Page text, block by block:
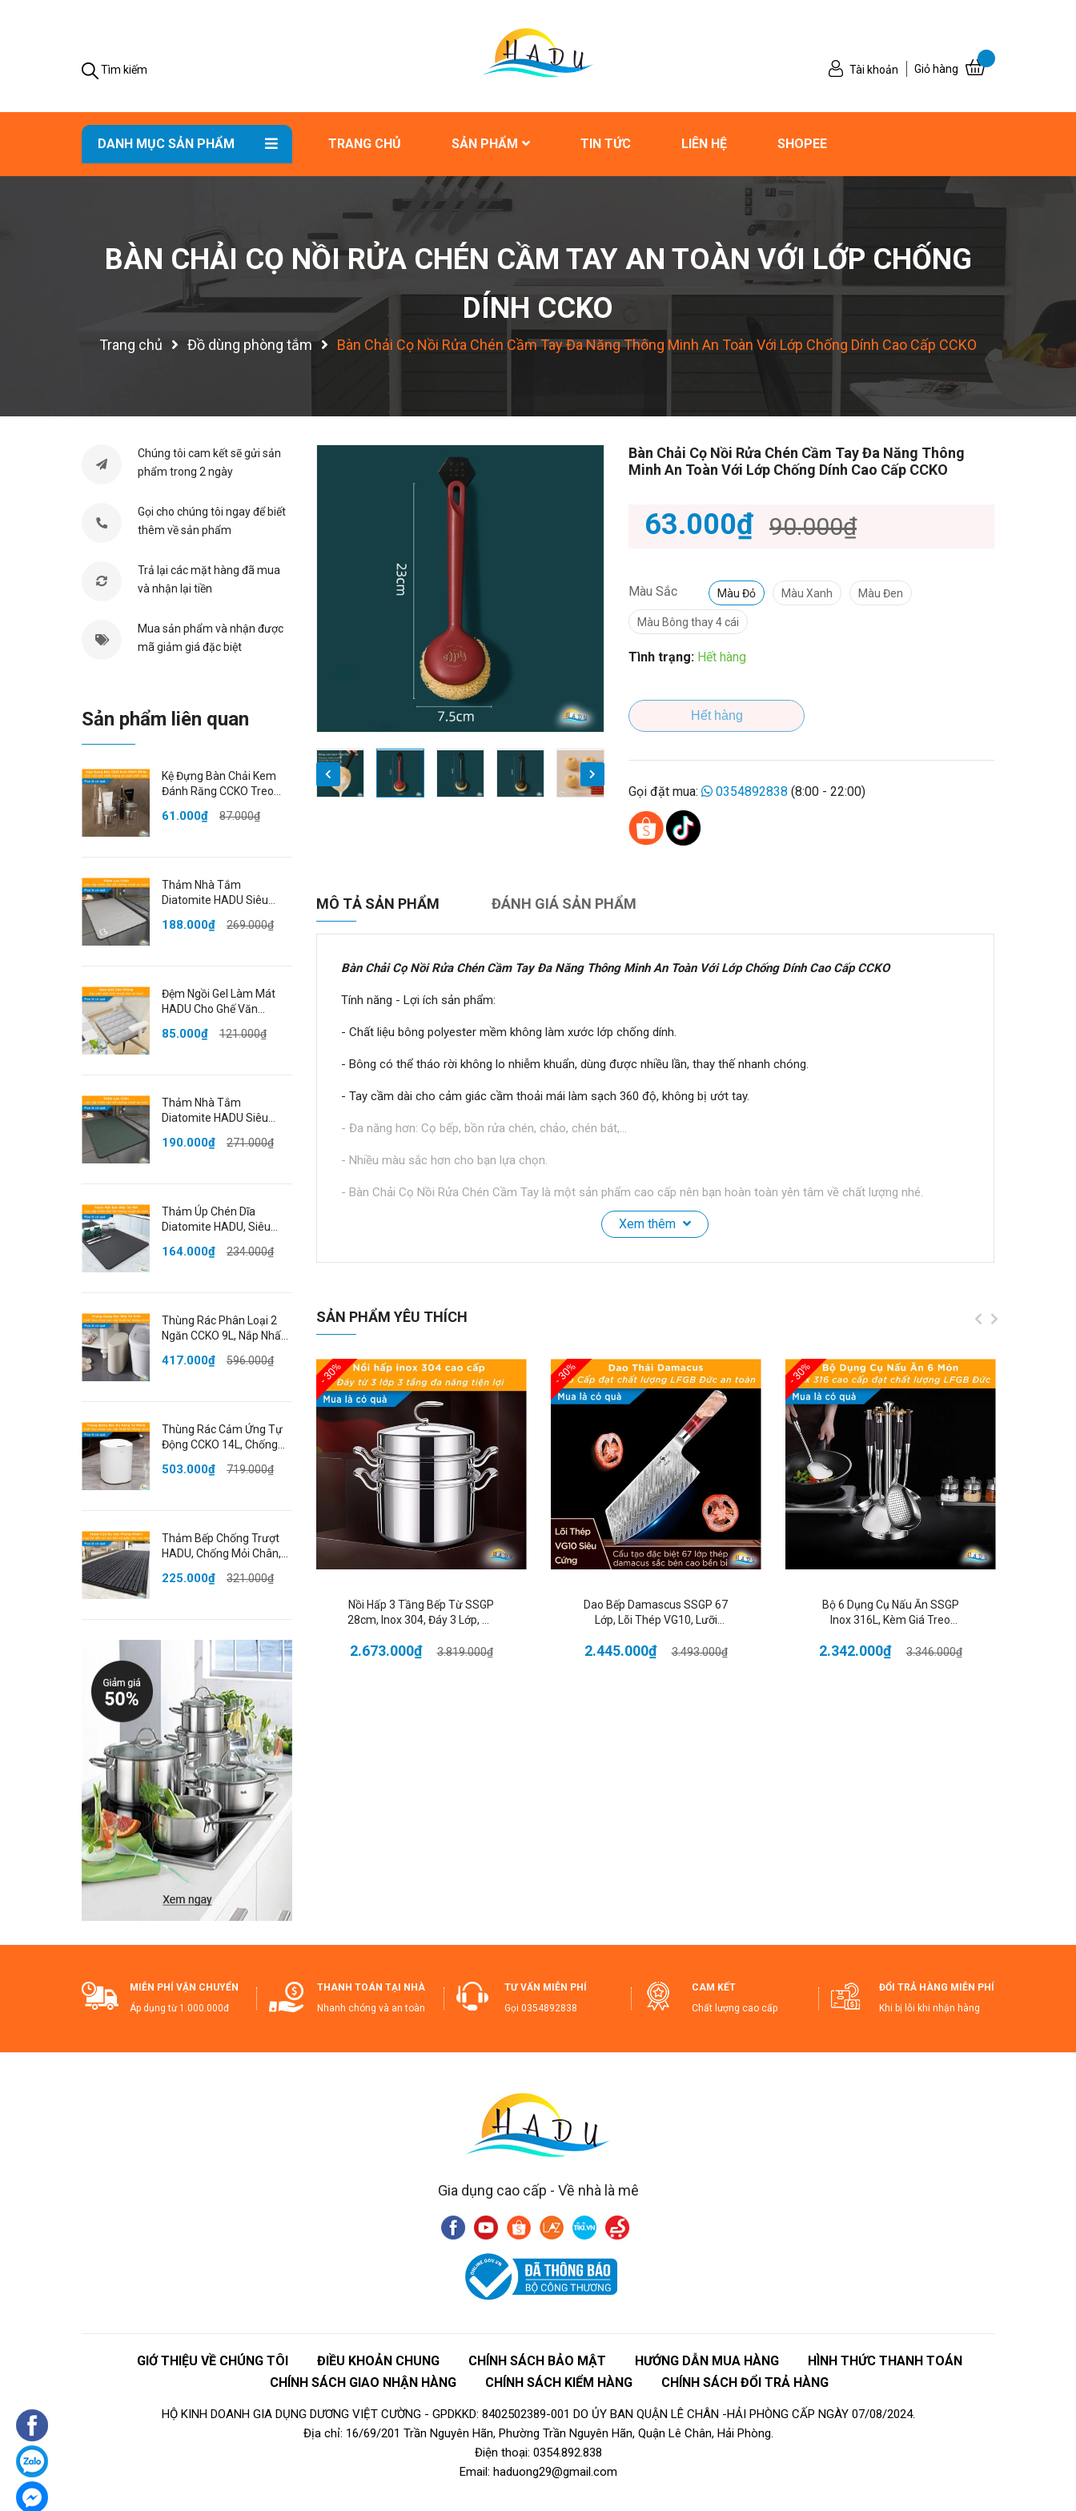
Tìm kiếm Tài khoản Giỏ hàng
DANH MỤC SẢN PHẨM TRANG CHỦ SẢN PHẨM TIN TỨC LIÊN HỆ SHOPEE
BÀN CHẢI CỌ NỒI RỬA CHÉN CẦM TAY AN TOÀN VỚI LỚP CHỐNG
DÍNH CCKO
Trang chủ Đồ dùng phòng tắm Bàn Chải Cọ Nồi Rửa Chén Cầm Tay Đa Năng Thông Minh An Toàn Với Lớp Chống Dính Cao Cấp CCKO
Bàn Chải Cọ Nồi Rửa Chén Cầm Tay Đa Năng Thông
Minh An Toàn Với Lớp Chống Dính Cao Cấp CCKO
63.000₫ 90.000₫
Màu Sắc Màu Đỏ Màu Xanh Màu Đen
Màu Bông thay 4 cái
Tình trạng: Hết hàng
Hết hàng
Gọi đặt mua: 0354892838 (8:00 - 22:00)
MÔ TẢ SẢN PHẨM ĐÁNH GIÁ SẢN PHẨM
Bàn Chải Cọ Nồi Rửa Chén Cầm Tay Đa Năng Thông Minh An Toàn Với Lớp Chống Dính Cao Cấp CCKO
Tính năng - Lợi ích sản phẩm:
- Chất liệu bông polyester mềm không làm xước lớp chống dính.
- Bông có thể tháo rời không lo nhiễm khuẩn, dùng được nhiều lần, thay thế nhanh chóng.
- Tay cầm dài cho cảm giác cầm thoải mái làm sạch 360 độ, không bị ướt tay.
- Đa năng hơn: Cọ bếp, bồn rửa chén, chảo, chén bát,...
- Nhiều màu sắc hơn cho bạn lựa chọn.
- Bàn Chải Cọ Nồi Rửa Chén Cầm Tay là một sản phẩm cao cấp nên bạn hoàn toàn yên tâm về chất lượng nhé.
Màu sắc: Đỏ, Xanh, Đen
SHOP CAM KẾT:
- Không bán hàng kém chất lượng.
- Hoàn tiền khi phát hiện không đúng như mô tả.
- Đổi trả hàng cho khách khi có lỗi từ nhà sản xuất, do vận chuyển bị nứt vỡ.
- Hỗ trợ, chăm sóc sau bán hàng đến khi khách sử dụng sản phẩm hiệu quả tối ưu.
#co #conoi #conoicamtay #banchaiconoi #banchairuachen #hadu #haduongshop #CCKO
Xem thêm
SẢN PHẨM YÊU THÍCH
- 30%
Nồi Hấp 3 Tầng Bếp Từ SSGP
28cm, Inox 304, Đáy 3 Lớp, Đa
Chất Lượng LFGB Đức
2.673.000₫ 3.819.000₫
- 30%
Dao Bếp Damascus SSGP 67
Lớp, Lõi Thép VG10, Lưỡi
Lượng LFGB Đức
2.445.000₫ 3.493.000₫
- 30%
Bộ 6 Dụng Cụ Nấu Ăn SSGP
Inox 316L, Kèm Giá Treo
Đạt Chất Lượng LFGB Đức
2.342.000₫ 3.346.000₫
Chúng tôi cam kết sẽ gửi sản
phẩm trong 2 ngày
Gọi cho chúng tôi ngay để biết
thêm về sản phẩm
Trả lại các mặt hàng đã mua
và nhận lại tiền
Mua sản phẩm và nhận được
mã giảm giá đặc biệt
Sản phẩm liên quan
Kệ Đựng Bàn Chải Kem
Đánh Răng CCKO Treo
Ngược Chống Bụi, Nhựa
61.000₫ 87.000₫
Thảm Nhà Tắm
Diatomite HADU Siêu
Khô Nhanh, 40x60cm,
188.000₫ 269.000₫
Đệm Ngồi Gel Làm Mát
HADU Cho Ghế Văn
Gọn
85.000₫ 121.000₫
Thảm Nhà Tắm
Diatomite HADU Siêu
Khô Nhanh, 40x60cm,
190.000₫ 271.000₫
Thảm Úp Chén Dĩa
Diatomite HADU, Siêu
Chống Trượt, 40x50cm,
164.000₫ 234.000₫
Thùng Rác Phân Loại 2
Ngăn CCKO 9L, Nắp Nhấn
Nhiều Màu
417.000₫ 596.000₫
Thùng Rác Cảm Ứng Tự
Động CCKO 14L, Chống
Mùi, Nhiều Màu
503.000₫ 719.000₫
Thảm Bếp Chống Trượt
HADU, Chống Mỏi Chân,
Chất Liệu PVC
225.000₫ 321.000₫
MIỄN PHÍ VẬN CHUYỂN
Áp dụng từ 1.000.000đ
THANH TOÁN TẠI NHÀ
Nhanh chóng và an toàn
TƯ VẤN MIỄN PHÍ
Gọi 0354892838
CAM KẾT
Chất lượng cao cấp
ĐỔI TRẢ HÀNG MIỄN PHÍ
Khi bị lỗi khi nhận hàng
Gia dụng cao cấp - Về nhà là mê
GIỚ THIỆU VỀ CHÚNG TÔI ĐIỀU KHOẢN CHUNG CHÍNH SÁCH BẢO MẬT HƯỚNG DẪN MUA HÀNG
HÌNH THỨC THANH TOÁN
CHÍNH SÁCH GIAO NHẬN HÀNG
CHÍNH SÁCH KIỂM HÀNG CHÍNH SÁCH ĐỔI TRẢ HÀNG
HỘ KINH DOANH GIA DỤNG DƯƠNG VIỆT CƯỜNG - GPDKKD: 8402502389-001 DO ỦY BAN QUẬN LÊ CHÂN -HẢI PHÒNG CẤP NGÀY 07/08/2024.
Địa chỉ: 16/69/201 Trần Nguyên Hãn, Phường Trần Nguyên Hãn, Quận Lê Chân, Hải Phòng.
Điện thoại: 0354.892.838
Email: haduong29@gmail.com